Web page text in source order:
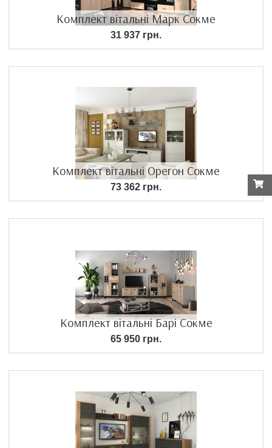
Комплект вітальні Марк Сокме
31 937 грн.
Комплект вітальні Орегон Сокме
73 362 грн.
Комплект вітальні Барі Сокме
65 950 грн.